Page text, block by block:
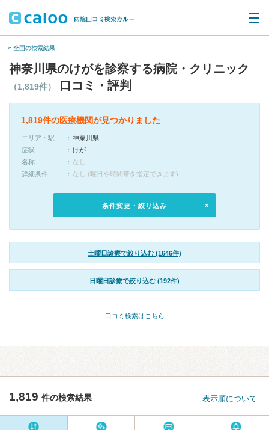
« 全国の検索結果
神奈川県のけがを診察する病院・クリニック
（1,819件） 口コミ・評判
1,819件の医療機関が見つかりました
エリア・駅
神奈川県
症状
けが
名称
なし
詳細条件
なし (曜日や時間帯を指定できます)
条件変更・絞り込み
土曜日診療で絞り込む (1646件)
日曜日診療で絞り込む (192件)
口コミ検索はこちら
1,819 件の検索結果 表示順について